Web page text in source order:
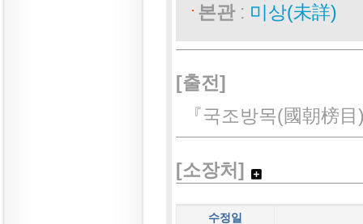
본관: 미상(未詳)
[출전]
『국조방목(國朝榜
[소장처]
수정일